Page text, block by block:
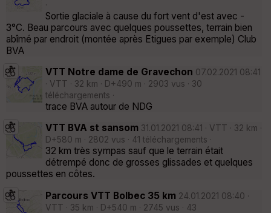
·
Sortie glaciale à cause du fort vent d'est avec -
3°C. Beau parcours avec quelques poussettes, terrain bien
abîmé par endroit (montée après Etigues par exemple) Club
BVA
VTT Notre dame de Gravechon 07.02.2021 08:41
· VTT · 32 km · D+490 m · 2903 vus · 30
téléchargements ·
trace BVA autour de NDG
VTT BVA st sansom 31.01.2021 08:41 · VTT · 32 km ·
D+580 m · 2802 vus · 41 téléchargements ·
32 km très sympas sauf que le terrain était
détrempé donc de grosses glissades et quelques
poussettes en côtes.
Parcours VTT Bolbec 35 km 24.01.2021 08:40 ·
VTT · 35 km · D+540 m · 2745 vus · 43